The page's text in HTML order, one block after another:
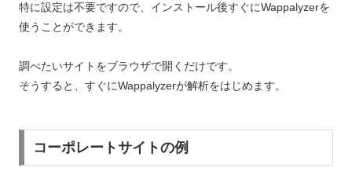
特に設定は不要ですので、インストール後すぐにWappalyzerを
使うことができます。
調べたいサイトをブラウザで開くだけです。
そうすると、すぐにWappalyzerが解析をはじめます。
コーポレートサイトの例